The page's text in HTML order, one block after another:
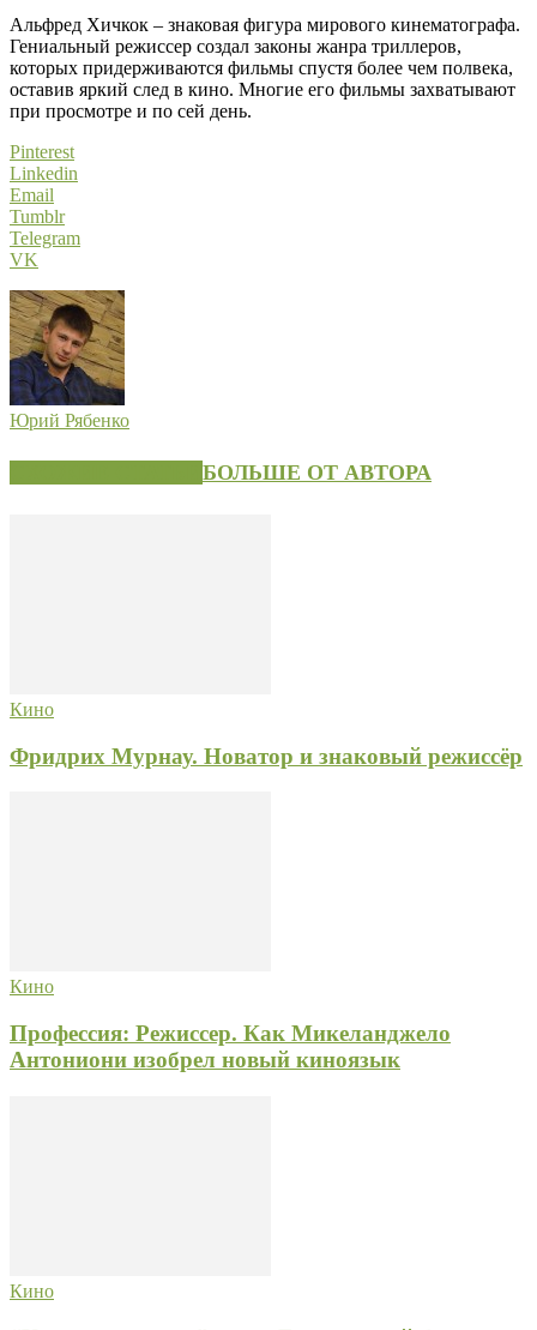
Альфред Хичкок – знаковая фигура мирового кинематографа.
Гениальный режиссер создал законы жанра триллеров,
которых придерживаются фильмы спустя более чем полвека,
оставив яркий след в кино. Многие его фильмы захватывают
при просмотре и по сей день.
Pinterest
Linkedin
Email
Tumblr
Telegram
VK
Юрий Рябенко
БОЛЬШЕ ОТ АВТОРА
Кино
Фридрих Мурнау. Новатор и знаковый режиссёр
Кино
Профессия: Режиссер. Как Микеланджело
Антониони изобрел новый киноязык
Кино